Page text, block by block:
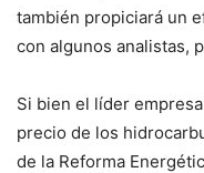
también propiciará un
con algunos analistas,
Si bien el líder
precio de los
de la Reforma